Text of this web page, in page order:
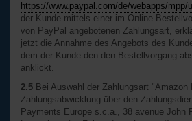
https://www.paypal.com/de/webapps/mpp/
der Kunde mittels einer im Online-
von PayPal angebotenen Zahlungsart,
jetzt die Annahme des Angebots des
dem der Kunde den den Bestellvorgang
anklickt.
2.5 Bei Auswahl der Zahlungsart
Zahlungsabwicklung über den
Payments Europe s.c.a., 38 avenue John